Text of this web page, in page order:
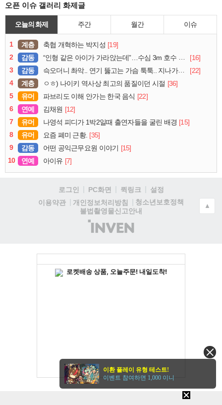
오픈 이슈 갤러리 화제글
오늘의 화제 주간 월간 이슈
1 계층 축협 개혁하는 박지성 [19]
2
감동 “인형 같은 아이가 가라앉는데”…수심 3m 호수 뛰어든 60대 의인
[16]
3
감동 슥오더니 촤악.. 연기 뚫고는 가슴 툭툭.. 지나가던 아재의 정체
[22]
4
계층 ㅇㅎ) 나이키 역사상 최고의 품질이던 시절 [36]
5
유머 파브리도 이해 안가는 한국 음식 [22]
6
연예 김채원 [12]
7
유머 나영석 피디가 1박2일때 출연자들을 굴린 배경 [15]
8
유머 요즘 폐미 근황. [35]
9
감동 어떤 공익근무요원 이야기 [15]
10
연예 아이유 [7]
로그인 PC화면 퀵링크
설정
이용약관
개인정보처리방침
청소년보호정책
불법촬영물신고안내
(주)
인
▲
이환 플레이 유형 테스트!
이벤트 참여하면 1,000 이니